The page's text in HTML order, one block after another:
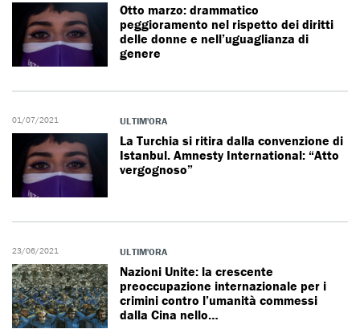
Otto marzo: drammatico
peggioramento nel rispetto dei diritti
delle donne e nell’uguaglianza di
genere
01/07/2021 ULTIM'ORA
La Turchia si ritira dalla convenzione di
Istanbul. Amnesty International: “Atto
vergognoso”
23/06/2021 ULTIM'ORA
Nazioni Unite: la crescente
preoccupazione internazionale per i
crimini contro l’umanità commessi
dalla Cina nello…